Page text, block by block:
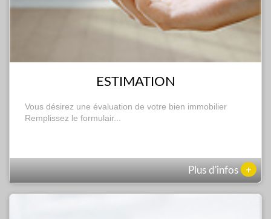
ESTIMATION
Vous désirez une évaluation de votre bien immobilier
Remplissez le formulair...
Plus d'infos +